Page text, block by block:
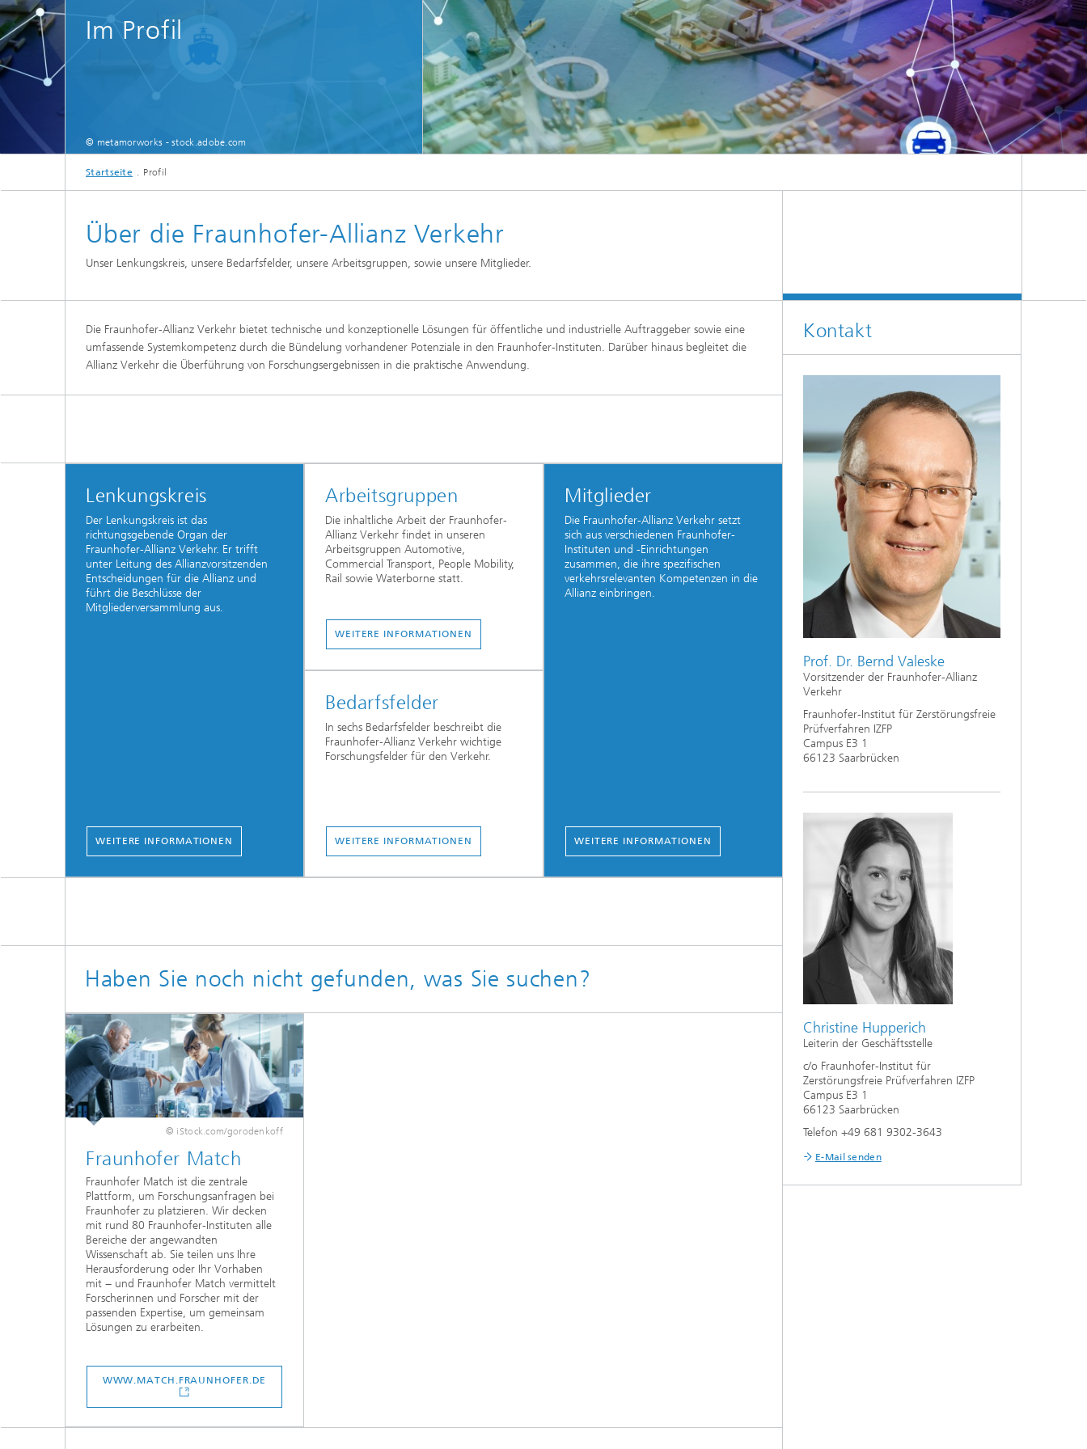
MMI, Komfort & UX
Datenkommunikation & Netzwerke
Umgebungssensorik
Safety und Security
Im Profil
© metamorworks - stock.adobe.com
Startseite Profil
Über die Fraunhofer-Allianz Verkehr
Unser Lenkungskreis, unsere Bedarfsfelder, unsere Arbeitsgruppen, sowie unsere Mitglieder.
Die Fraunhofer-Allianz Verkehr bietet technische und konzeptionelle Lösungen für öffentliche und industrielle Auftraggeber sowie eine
umfassende Systemkompetenz durch die Bündelung vorhandener Potenziale in den Fraunhofer-Instituten. Darüber hinaus begleitet die
Allianz Verkehr die Überführung von Forschungsergebnissen in die praktische Anwendung.
Lenkungskreis
Der Lenkungskreis ist das
richtungsgebende Organ der
Fraunhofer-Allianz Verkehr. Er trifft
unter Leitung des Allianzvorsitzenden
Entscheidungen für die Allianz und
führt die Beschlüsse der
Mitgliederversammlung aus.
WEITERE INFORMATIONEN
Arbeitsgruppen
Die inhaltliche Arbeit der Fraunhofer-
Allianz Verkehr findet in unseren
Arbeitsgruppen Automotive,
Commercial Transport, People Mobility,
Rail sowie Waterborne statt.
WEITERE INFORMATIONEN
Mitglieder
Die Fraunhofer-Allianz Verkehr setzt
sich aus verschiedenen Fraunhofer-
Instituten und -Einrichtungen
zusammen, die ihre spezifischen
verkehrsrelevanten Kompetenzen in die
Allianz einbringen.
WEITERE INFORMATIONEN
Bedarfsfelder
In sechs Bedarfsfelder beschreibt die
Fraunhofer-Allianz Verkehr wichtige
Forschungsfelder für den Verkehr.
WEITERE INFORMATIONEN
Haben Sie noch nicht gefunden, was Sie suchen?
© iStock.com/gorodenkoff
Fraunhofer Match
Fraunhofer Match ist die zentrale
Plattform, um Forschungsanfragen bei
Fraunhofer zu platzieren. Wir decken
mit rund 80 Fraunhofer-Instituten alle
Bereiche der angewandten
Wissenschaft ab. Sie teilen uns Ihre
Herausforderung oder Ihr Vorhaben
mit − und Fraunhofer Match vermittelt
Forscherinnen und Forscher mit der
passenden Expertise, um gemeinsam
Lösungen zu erarbeiten.
WWW.MATCH.FRAUNHOFER.DE
Kontakt
Prof. Dr. Bernd Valeske
Vorsitzender der Fraunhofer-Allianz
Verkehr
Fraunhofer-Institut für Zerstörungsfreie
Prüfverfahren IZFP
Campus E3 1
66123 Saarbrücken
Christine Hupperich
Leiterin der Geschäftsstelle
c/o Fraunhofer-Institut für
Zerstörungsfreie Prüfverfahren IZFP
Campus E3 1
66123 Saarbrücken
Telefon +49 681 9302-3643
E-Mail senden